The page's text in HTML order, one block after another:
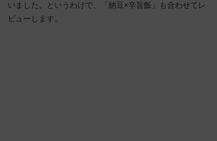
いました。というわけで、「納豆×辛旨飯」も合わせてレ
ビューします。